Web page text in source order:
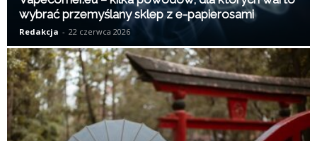
wybrać przemyślany sklep z e-papierosami
Redakcja - 22 czerwca 2026